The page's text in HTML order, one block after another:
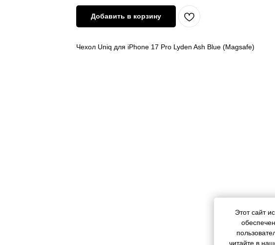
Этот сайт
читайте в
Добавить в корзину
Чехол Uniq для iPhone 17 Pro Lyden Ash Blue (Magsafe)